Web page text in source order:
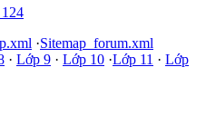
·Sitemap_forum.xml
· Lớp 9 · Lớp 10 ·Lớp 11 · Lớp